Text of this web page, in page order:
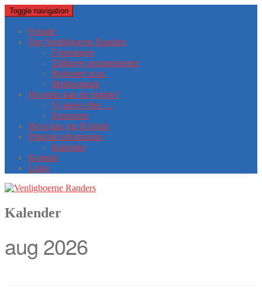
Toggle navigation
Forside
Om Venligboerne Randers
Foreningen
Tidligere arrangementer
Referater m.m.
Medieomtale
Hvordan kan du hjælpe?
Vi søger efter …
Sponsorer
Hvor kan jeg få hjælp
Praktisk information
Kalender
Kontakt
Links
Kalender
aug 2026